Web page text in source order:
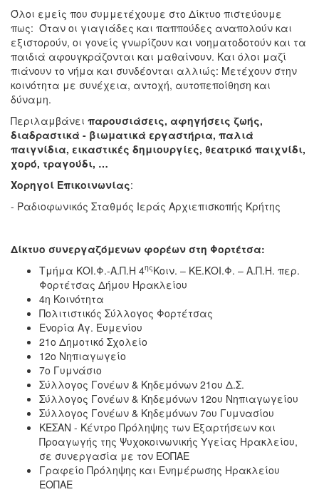
Όλοι εμείς που συμμετέχουμε στο Δίκτυο πιστεύουμε
πως: Όταν οι γιαγιάδες και παππούδες αναπολούν και
εξιστορούν, οι γονείς γνωρίζουν και νοηματοδοτούν και τα
παιδιά αφουγκράζονται και μαθαίνουν. Και όλοι μαζί
πιάνουν το νήμα και συνδέονται αλλιώς: Μετέχουν στην
κοινότητα με συνέχεια, αντοχή, αυτοπεποίθηση και
δύναμη.
Περιλαμβάνει παρουσιάσεις, αφηγήσεις ζωής,
διαδραστικά - βιωματικά εργαστήρια, παλιά
παιγνίδια, εικαστικές δημιουργίες, θεατρικό παιχνίδι,
χορό, τραγούδι, …
Χορηγοί Επικοινωνίας:
- Ραδιοφωνικός Σταθμός Ιεράς Αρχιεπισκοπής Κρήτης
Δίκτυο συνεργαζόμενων φορέων στη Φορτέτσα:
Τμήμα ΚΟΙ.Φ.-Α.Π.Η 4ηςΚοιν. – ΚΕ.ΚΟΙ.Φ. – Α.Π.Η. περ.
Φορτέτσας Δήμου Ηρακλείου
4η Κοινότητα
Πολιτιστικός Σύλλογος Φορτέτσας
Ενορία Αγ. Ευμενίου
21ο Δημοτικό Σχολείο
12ο Νηπιαγωγείο
7ο Γυμνάσιο
Σύλλογος Γονέων & Κηδεμόνων 21ου Δ.Σ.
Σύλλογος Γονέων & Κηδεμόνων 12ου Νηπιαγωγείου
Σύλλογος Γονέων & Κηδεμόνων 7ου Γυμνασίου
ΚΕΣΑΝ - Κέντρο Πρόληψης των Εξαρτήσεων και
Προαγωγής της Ψυχοκοινωνικής Υγείας Ηρακλείου,
σε συνεργασία με τον ΕΟΠΑΕ
Γραφείο Πρόληψης και Ενημέρωσης Ηρακλείου
ΕΟΠΑΕ